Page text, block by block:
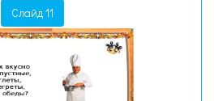
Слайд 11